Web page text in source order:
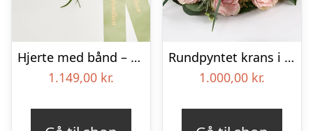
Hjerte med bånd – Floristens kreative valg
1.149,00 kr.
Rundpyntet krans i lyse farver – Blomster til begravelse
1.000,00 kr.